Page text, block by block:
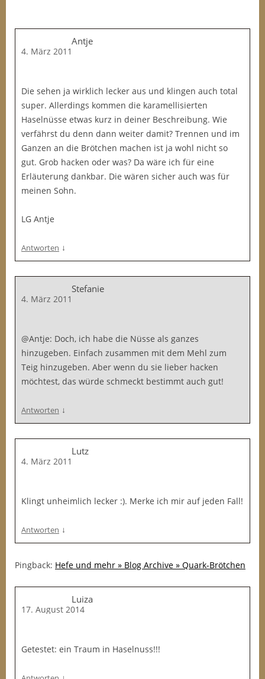
Antje
4. März 2011
Die sehen ja wirklich lecker aus und klingen auch total
super. Allerdings kommen die karamellisierten
Haselnüsse etwas kurz in deiner Beschreibung. Wie
verfährst du denn dann weiter damit? Trennen und im
Ganzen an die Brötchen machen ist ja wohl nicht so
gut. Grob hacken oder was? Da wäre ich für eine
Erläuterung dankbar. Die wären sicher auch was für
meinen Sohn.
LG Antje
Antworten ↓
Stefanie
4. März 2011
@Antje: Doch, ich habe die Nüsse als ganzes
hinzugeben. Einfach zusammen mit dem Mehl zum
Teig hinzugeben. Aber wenn du sie lieber hacken
möchtest, das würde schmeckt bestimmt auch gut!
Antworten ↓
Lutz
4. März 2011
Klingt unheimlich lecker :). Merke ich mir auf jeden Fall!
Antworten ↓
Pingback: Hefe und mehr » Blog Archive » Quark-Brötchen
Luiza
17. August 2014
Getestet: ein Traum in Haselnuss!!!